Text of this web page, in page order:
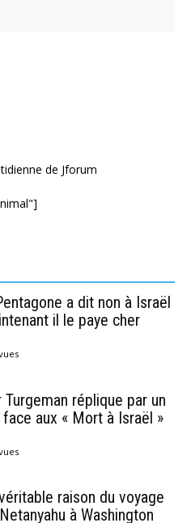
de Jforum
a dit non à Israël
il le paye cher
Turgeman réplique par un
aux « Mort à Israël »
raison du voyage
à Washington